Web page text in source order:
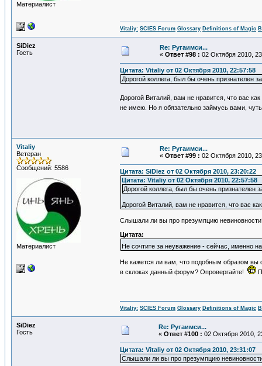
Материалист
Vitaliy: SCIES Forum Glossary Definitions of Magic
SiDiеz
Гость
Re: Ругаимси...
« Ответ #98 : 02 Октября 2010,
Цитата: Vitaliy от 02 Октября 2010, 22:57:58
Дорогой коллега, был бы очень признателен
Дорогой Виталий, вам не нравится, что вас
не имею. Но я обязательно займусь вами,
Vitaliy
Ветеран
Сообщений: 5586
Материалист
Re: Ругаимси...
« Ответ #99 : 02 Октября 2010,
Цитата: SiDiеz от 02 Октября 2010, 23:20:22
Цитата: Vitaliy от 02 Октября 2010, 22:57:58
Дорогой коллега, был бы очень признателен
Дорогой Виталий, вам не нравится, что вас
Слышали ли вы про презумпцию
Цитата:
Не сочтите за неуважение - сейчас, именно
Не кажется ли вам, что подобным образом вы
в склоках данный форум? Опровергайте!
Vitaliy: SCIES Forum Glossary Definitions of Magic
SiDiеz
Гость
Re: Ругаимси...
« Ответ #100 : 02 Октября 2010,
Цитата: Vitaliy от 02 Октября 2010, 23:31:07
Слышали ли вы про презумпцию